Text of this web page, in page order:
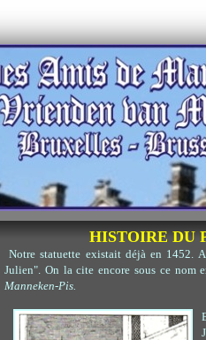
HISTOIRE DU
Notre statuette existait déjà en 1452.
Julien". On la cite encore sous ce nom
Manneken-Pis.